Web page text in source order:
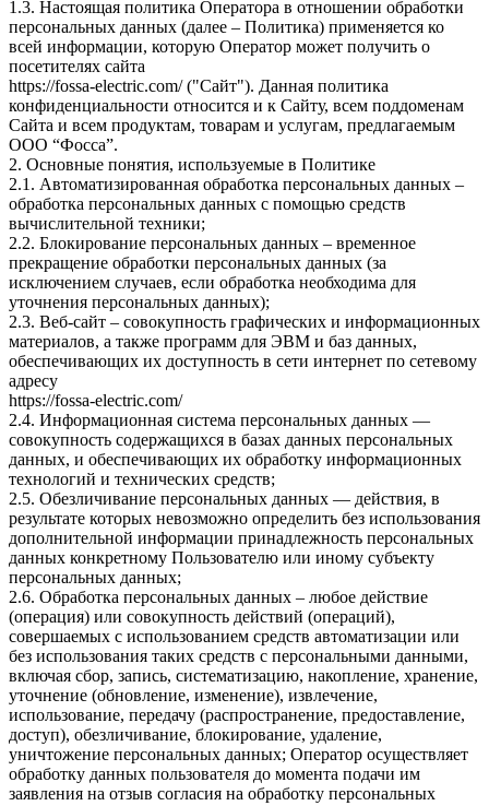
1.3. Настоящая политика Оператора в отношении обработки
персональных данных (далее – Политика) применяется ко
всей информации, которую Оператор может получить о
посетителях сайта
https://fossa-electric.com/ ("Сайт"). Данная политика
конфиденциальности относится и к Сайту, всем поддоменам
Сайта и всем продуктам, товарам и услугам, предлагаемым
ООО “Фосса”.
2. Основные понятия, используемые в Политике
2.1. Автоматизированная обработка персональных данных –
обработка персональных данных с помощью средств
вычислительной техники;
2.2. Блокирование персональных данных – временное
прекращение обработки персональных данных (за
исключением случаев, если обработка необходима для
уточнения персональных данных);
2.3. Веб-сайт – совокупность графических и информационных
материалов, а также программ для ЭВМ и баз данных,
обеспечивающих их доступность в сети интернет по сетевому
адресу
https://fossa-electric.com/
2.4. Информационная система персональных данных —
совокупность содержащихся в базах данных персональных
данных, и обеспечивающих их обработку информационных
технологий и технических средств;
2.5. Обезличивание персональных данных — действия, в
результате которых невозможно определить без использования
дополнительной информации принадлежность персональных
данных конкретному Пользователю или иному субъекту
персональных данных;
2.6. Обработка персональных данных – любое действие
(операция) или совокупность действий (операций),
совершаемых с использованием средств автоматизации или
без использования таких средств с персональными данными,
включая сбор, запись, систематизацию, накопление, хранение,
уточнение (обновление, изменение), извлечение,
использование, передачу (распространение, предоставление,
доступ), обезличивание, блокирование, удаление,
уничтожение персональных данных; Оператор осуществляет
обработку данных пользователя до момента подачи им
заявления на отзыв согласия на обработку персональных